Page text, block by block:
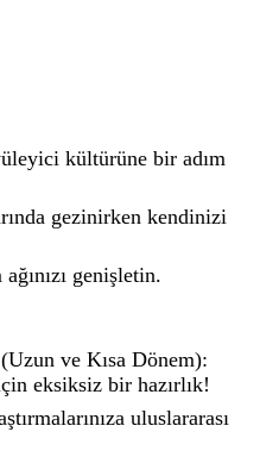
kültürüne bir adım
gezinirken kendinizi
genişletin.
(Uzun ve Kısa Dönem):
eksiksiz bir hazırlık!
uluslararası